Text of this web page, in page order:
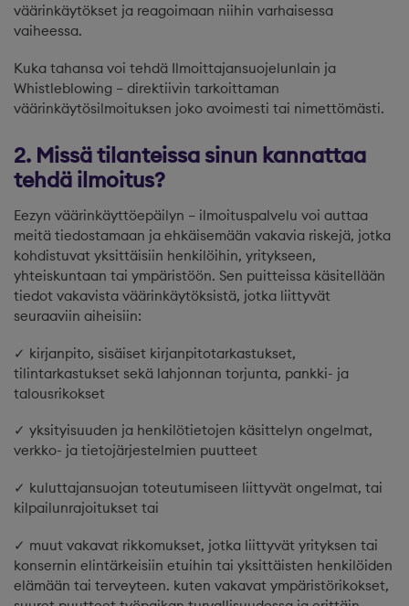
väärinkäytökset ja reagoimaan niihin varhaisessa
vaiheessa.
Kuka tahansa voi tehdä Ilmoittajansuojelunlain ja
Whistleblowing – direktiivin tarkoittaman
väärinkäytösilmoituksen joko avoimesti tai nimettömästi.
2. Missä tilanteissa sinun kannattaa
tehdä ilmoitus?
Eezyn väärinkäyttöepäilyn – ilmoituspalvelu voi auttaa
meitä tiedostamaan ja ehkäisemään vakavia riskejä, jotka
kohdistuvat yksittäisiin henkilöihin, yritykseen,
yhteiskuntaan tai ympäristöön. Sen puitteissa käsitellään
tiedot vakavista väärinkäytöksistä, jotka liittyvät
seuraaviin aiheisiin:
✓ kirjanpito, sisäiset kirjanpitotarkastukset,
tilintarkastukset sekä lahjonnan torjunta, pankki- ja
talousrikokset
✓ yksityisuuden ja henkilötietojen käsittelyn ongelmat,
verkko- ja tietojärjestelmien puutteet
✓ kuluttajansuojan toteutumiseen liittyvät ongelmat, tai
kilpailunrajoitukset tai
✓ muut vakavat rikkomukset, jotka liittyvät yrityksen tai
konsernin elintärkeisiin etuihin tai yksittäisten henkilöiden
elämään tai terveyteen. kuten vakavat ympäristörikokset,